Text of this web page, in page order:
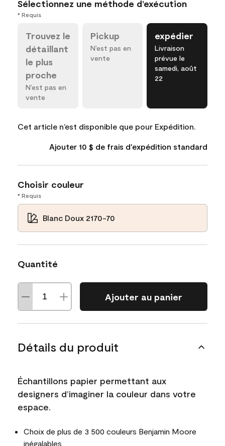
Sélectionnez une méthode d’exécution
* Requis
Trouvez le
détaillant
le plus
proche
N’est pas en
vente
Pickup
N’est pas en
vente
expédier
Livraison
prévue le
samedi, août
22
Cet article n’est disponible que pour Expédition.
Ajouter 10 $ de frais d'expédition standard
Choisir couleur
* Requis
Blanc Doux 2170-70
Quantité
Ajouter au panier
Détails du produit
Échantillons papier permettant aux
designers d’imaginer la couleur dans votre
espace.
Choix de plus de 3 500 couleurs Benjamin Moore
inégalables